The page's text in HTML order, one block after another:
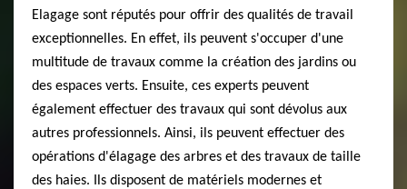
Elagage sont réputés pour offrir des qualités de travail
exceptionnelles. En effet, ils peuvent s'occuper d'une
multitude de travaux comme la création des jardins ou
des espaces verts. Ensuite, ces experts peuvent
également effectuer des travaux qui sont dévolus aux
autres professionnels. Ainsi, ils peuvent effectuer des
opérations d'élagage des arbres et des travaux de taille
des haies. Ils disposent de matériels modernes et